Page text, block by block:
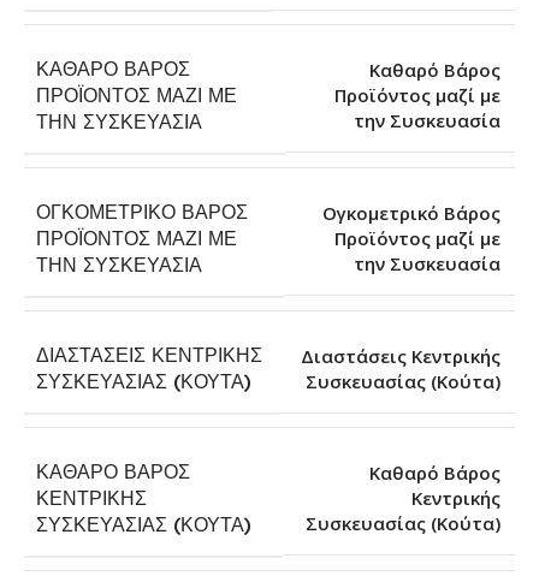
ΚΑΘΑΡΌ ΒΆΡΟΣ
ΠΡΟΪΌΝΤΟΣ ΜΑΖΊ ΜΕ
ΤΗΝ ΣΥΣΚΕΥΑΣΊΑ
Καθαρό Βάρος
Προϊόντος μαζί με
την Συσκευασία
ΟΓΚΟΜΕΤΡΙΚΌ ΒΆΡΟΣ
ΠΡΟΪΌΝΤΟΣ ΜΑΖΊ ΜΕ
ΤΗΝ ΣΥΣΚΕΥΑΣΊΑ
Ογκομετρικό Βάρος
Προϊόντος μαζί με
την Συσκευασία
ΔΙΑΣΤΆΣΕΙΣ ΚΕΝΤΡΙΚΉΣ
ΣΥΣΚΕΥΑΣΊΑΣ (ΚΟΎΤΑ)
Διαστάσεις Κεντρικής
Συσκευασίας (Κούτα)
ΚΑΘΑΡΌ ΒΆΡΟΣ
ΚΕΝΤΡΙΚΉΣ
ΣΥΣΚΕΥΑΣΊΑΣ (ΚΟΎΤΑ)
Καθαρό Βάρος
Κεντρικής
Συσκευασίας (Κούτα)